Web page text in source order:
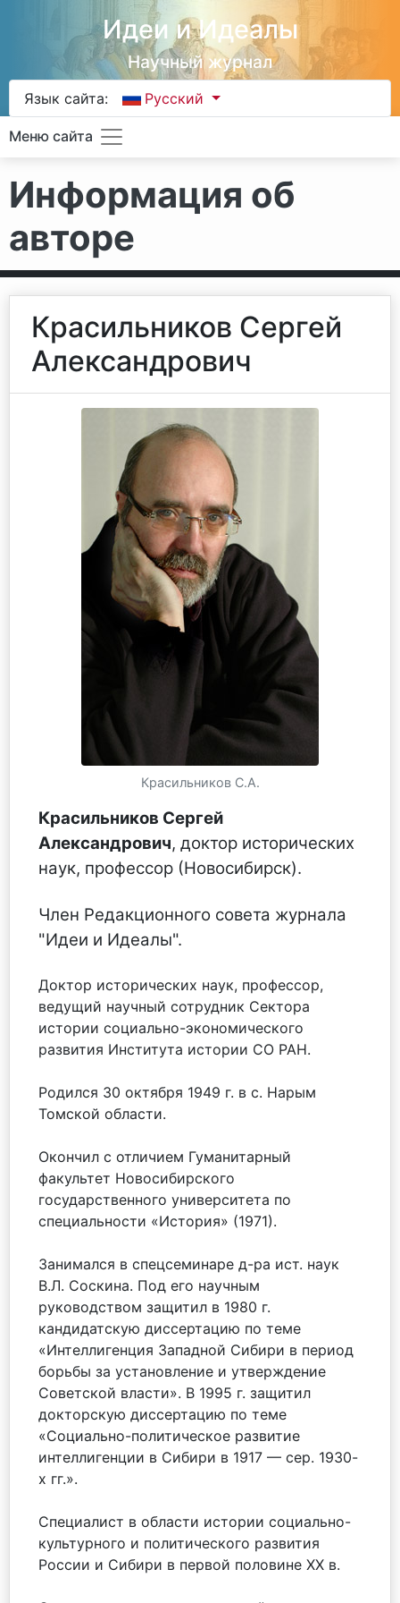
Идеи и Идеалы
Научный журнал
Язык сайта: Русский
Меню сайта
Информация об
авторе
Красильников Сергей
Александрович
Красильников С.А.
Красильников Сергей
Александрович, доктор исторических
наук, профессор (Новосибирск).
Член Редакционного совета журнала
"Идеи и Идеалы".
Доктор исторических наук, профессор,
ведущий научный сотрудник Cектора
истории социально-экономического
развития Института истории СО РАН.
Родился 30 октября 1949 г. в с. Нарым
Томской области.
Окончил с отличием Гуманитарный
факультет Новосибирского
государственного университета по
специальности «История» (1971).
Занимался в спецсеминаре д-ра ист. наук
В.Л. Соскина. Под его научным
руководством защитил в 1980 г.
кандидатскую диссертацию по теме
«Интеллигенция Западной Сибири в период
борьбы за установление и утверждение
Советской власти». В 1995 г. защитил
докторскую диссертацию по теме
«Социально-политическое развитие
интеллигенции в Сибири в 1917 — сер. 1930-
х гг.».
Специалист в области истории социально-
культурного и политического развития
России и Сибири в первой половине ХХ в.